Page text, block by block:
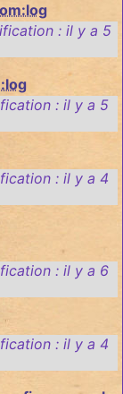
: il y a 5
: il y a 5
: il y a 4
: il y a 6
: il y a 4